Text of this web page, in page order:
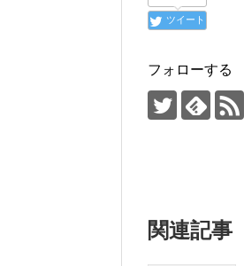
ツイート
フォローする
関連記事